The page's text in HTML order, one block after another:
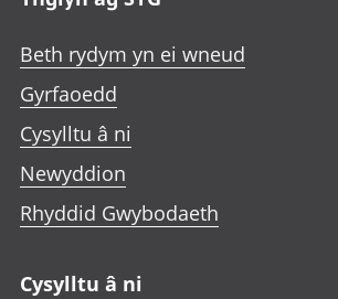
Beth rydym yn ei wneud
Gyrfaoedd
Cysylltu â ni
Newyddion
Rhyddid Gwybodaeth
Cysylltu â ni